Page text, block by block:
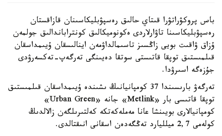
باس پروكۋراتۋرا قىتاي حالىق رەسپۋبليكاسىنان قازاقستان
رەسپۋبليكاسىنا تاۋارلاردى ەكونوميكالىق كونتراباندالىق جولمەن
ۇزاق ۋاقىت بويى زاڭسىز تاسىمالداۋمەن اينالىسقان ۇيىمداسقان
قىلمىستىق توپقا قاتىستى سوتقا دەيىنگى تەرگەپ-تەكسەرۋدى
جۇزەگە اسىرۋدا.
تەرگەۋ بارىسىندا 37 كومپانيانىڭ ىشىندە ۇيىمداسقان قىلمىستىق
توپقا قاتىسى بار «Metlink» جانە «Urban Green»
كومپانيالارى بويىنشا عانا مەملەكەتكە كەلتىرىلگەن زالالدىڭ
كولەمى 2,7 ميلليارد تەڭگەدەن اسقانى انىقتالدى.